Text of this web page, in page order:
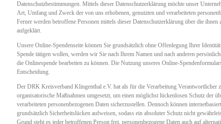
Datenschutzbestimmungen. Mittels dieser Datenschutzerklärung möchte unser
Art, Umfang und Zweck der von uns erhobenen, genutzten und verarbeiteten
Ferner werden betroffene Personen mittels dieser Datenschutzerklärung über die ihnen
aufgeklärt.
Unsere Online-Spendenseite können Sie grundsätzlich ohne Offenlegung Ihrer Identität
Spende tätigen wollen, werden wir Sie nach Ihrem Namen und nach anderen
die Onlinespende bearbeiten zu können. Die Nutzung unseres Online-
Entscheidung.
Der DRK Kreisverband Klingenthal e.V. hat als für die Verarbeitung Verantwortlicher
organisatorische Maßnahmen umgesetzt, um einen möglichst lückenlosen Schutz der
verarbeiteten personenbezogenen Daten sicherzustellen. Dennoch können
grundsätzlich Sicherheitslücken aufweisen, sodass ein absoluter Schutz nicht
Grund steht es jeder betroffenen Person frei, personenbezogene Daten auch auf